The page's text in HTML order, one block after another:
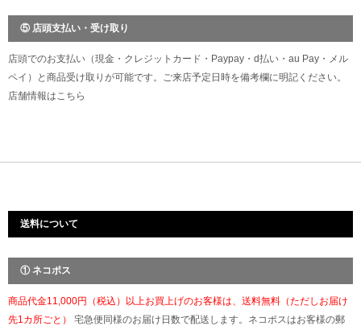
⑤ 店頭支払い・受け取り
店頭でのお支払い（現金・クレジットカード・Paypay・d払い・au Pay・メル
ペイ）と商品受け取りが可能です。ご来店予定日時を備考欄に明記ください。
店舗情報は こちら
送料について
① ネコポス
商品代金11,000円（税込）以上お買上げのお客様は、送料無料（ただしお届け
先1カ所ごと） 宅急便同様のお届け日数で配送します。ネコポスはお客様の郵